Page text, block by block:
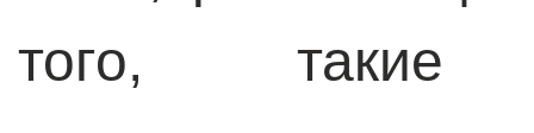
того, такие